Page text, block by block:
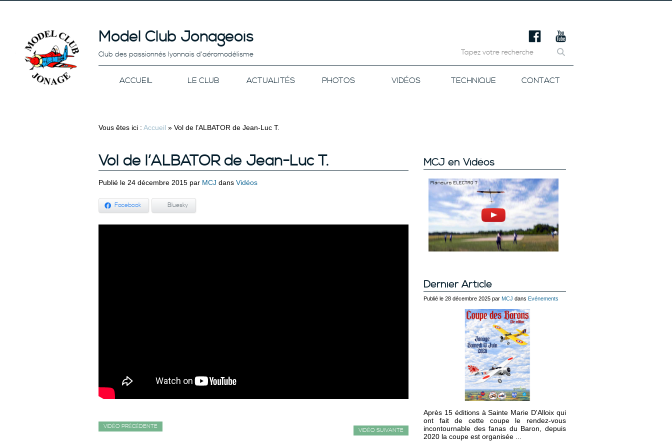
Model Club Jonageois
Club des passionnés lyonnais d’aéromodélisme
ACCUEIL LE CLUB ACTUALITÉS PHOTOS VIDÉOS TECHNIQUE CONTACT
Vous êtes ici : Accueil » Vol de l’ALBATOR de Jean-Luc T.
Vol de l’ALBATOR de Jean-Luc T.
Publié le 24 décembre 2015 par MCJ dans Vidéos
Facebook Bluesky
VIDÉO PRÉCÉDENTE
VIDÉO SUIVANTE
MCJ en Vidéos
Dernier Article
Publié le 28 décembre 2025 par MCJ dans Evénements
Après 15 éditions à Sainte Marie D'Alloix qui
ont fait de cette coupe le rendez-vous
incontournable des fanas du Baron, depuis
2020 la coupe est organisée ...